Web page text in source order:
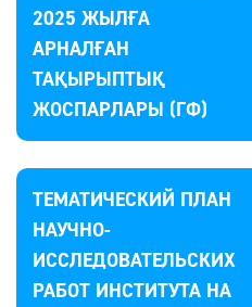
2025 ЖЫЛҒА
АРНАЛҒАН
ТАҚЫРЫПТЫҚ
ЖОСПАРЛАРЫ (ГФ)
ТЕМАТИЧЕСКИЙ ПЛАН
НАУЧНО-
ИССЛЕДОВАТЕЛЬСКИХ
РАБОТ ИНСТИТУТА НА